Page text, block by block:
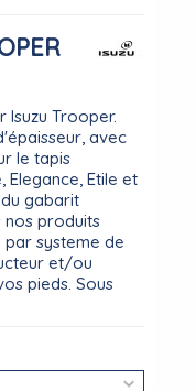
Isuzu Trooper.
avec
le tapis
Etile et
gabarit
nos produits
par systeme de
et/ou
pieds. Sous